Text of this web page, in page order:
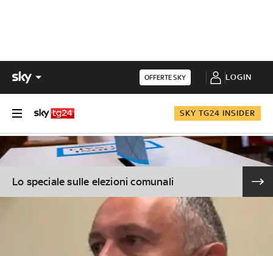
OFFERTE SKY LOGIN
SKY TG24 INSIDER
Lo speciale sulle elezioni comunali